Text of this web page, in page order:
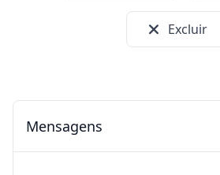
Excluir
Mensagens